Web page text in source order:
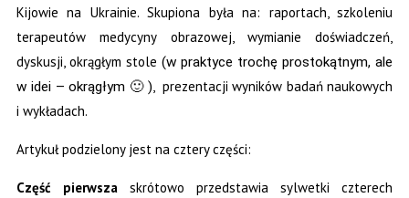
Kijowie na Ukrainie. Skupiona była na: raportach, szkoleniu
terapeutów medycyny obrazowej, wymianie doświadczeń,
dyskusji, okrągłym stole (w praktyce trochę prostokątnym, ale
w idei – okrągłym 🙂 ), prezentacji wyników badań naukowych
i wykładach.
Artykuł podzielony jest na cztery części:
Część pierwsza skrótowo przedstawia sylwetki czterech